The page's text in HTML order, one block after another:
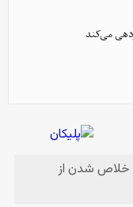
می‌کند